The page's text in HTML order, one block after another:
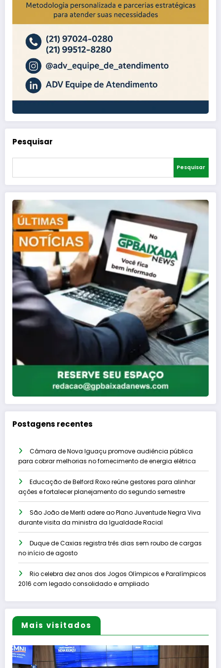
Pesquisar
Pesquisar
Postagens recentes
Câmara de Nova Iguaçu promove audiência pública
para cobrar melhorias no fornecimento de energia elétrica
Educação de Belford Roxo reúne gestores para alinhar
ações e fortalecer planejamento do segundo semestre
São João de Meriti adere ao Plano Juventude Negra Viva
durante visita da ministra da Igualdade Racial
Duque de Caxias registra três dias sem roubo de cargas
no início de agosto
Rio celebra dez anos dos Jogos Olímpicos e Paralímpicos
2016 com legado consolidado e ampliado
Mais visitados